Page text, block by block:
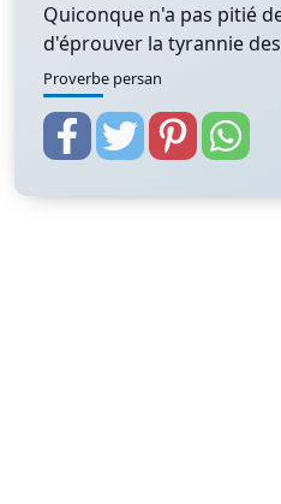
Quiconque n'a pas pitié
d'éprouver la tyrannie
Proverbe persan